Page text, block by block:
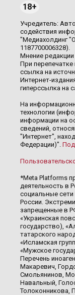
18+
Учредитель:
содействия
"Медиахолдинг
1187700006328).
Мнение
При перепечатке
ссылка на
Интернет-
гиперссылка на
На
технологии
информации на
сведений,
"Интернет",
Федерации)".
*Meta Platforms
деятельность в
социальные
России.
запрещенные в
«Украинская
государство),
татарского
«Исламская
«Мужское
Перечень
Макаревич,
Смольянинов,
Навальный,
Толоконникова,